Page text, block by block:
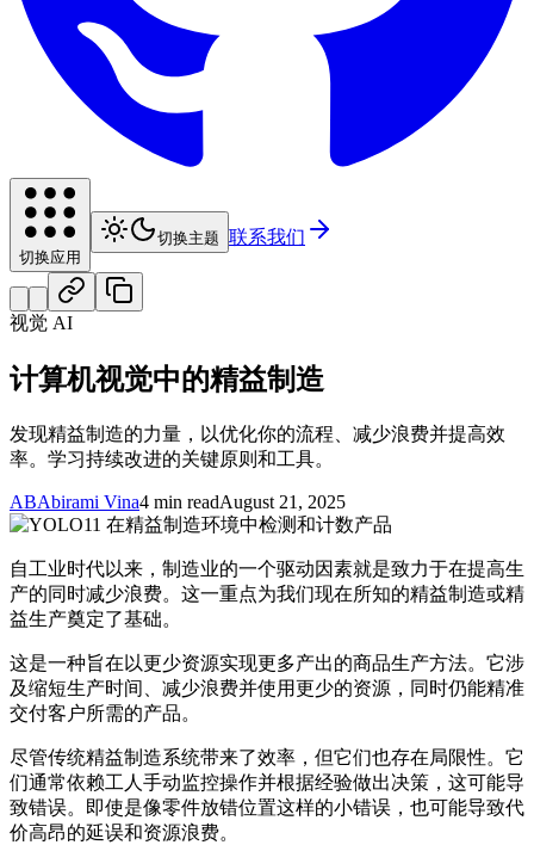
切换应用
切换主题 联系我们
视觉 AI
计算机视觉中的精益制造
发现精益制造的力量，以优化你的流程、减少浪费并提高效
率。学习持续改进的关键原则和工具。
ABAbirami Vina4 min readAugust 21, 2025
自工业时代以来，制造业的一个驱动因素就是致力于在提高生
产的同时减少浪费。这一重点为我们现在所知的精益制造或精
益生产奠定了基础。
这是一种旨在以更少资源实现更多产出的商品生产方法。它涉
及缩短生产时间、减少浪费并使用更少的资源，同时仍能精准
交付客户所需的产品。
尽管传统精益制造系统带来了效率，但它们也存在局限性。它
们通常依赖工人手动监控操作并根据经验做出决策，这可能导
致错误。即使是像零件放错位置这样的小错误，也可能导致代
价高昂的延误和资源浪费。